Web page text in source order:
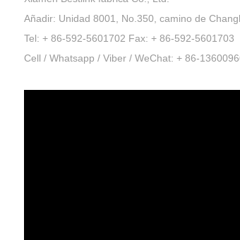
Añadir: Unidad 8001, No.350, camino de
Tel: + 86-592-5601702 Fax: + 86-592-5601703
Cell / Whatsapp / Viber / WeChat: + 86-